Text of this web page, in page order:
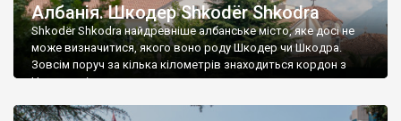
Албанія. Шкодер Shkodër Shkodra
Shkodër Shkodra найдревніше албанське місто, яке досі не
може визначитися, якого воно роду Шкодер чи Шкодра.
Зовсім поруч за кілька кілометрів знаходиться кордон з
Чорногорією.